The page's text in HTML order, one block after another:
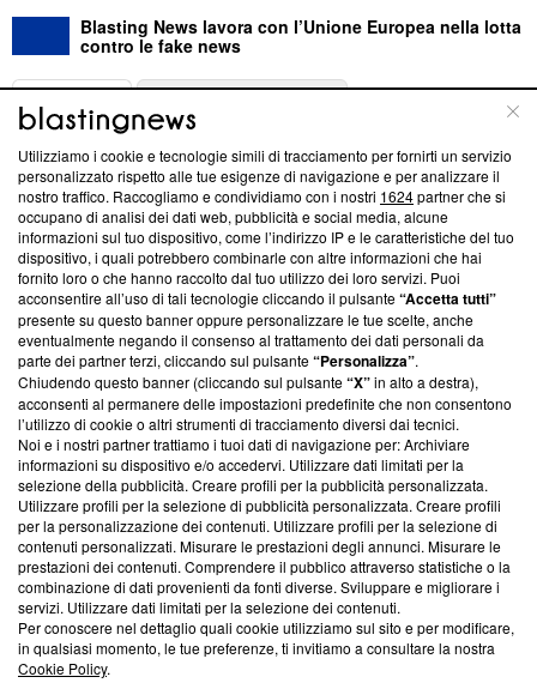
Blasting News lavora con l’Unione Europea nella lotta
contro le fake news
ABOUT
Questa sezione offre informazioni trasparenti su Blasting
News, sui nostri processi editoriali e su come ci impegniamo a
creare news di qualità. Inoltre, afferma la nostra aderenza a
‘Trust Project - News with Integrity’Blasting News non è
ancora membro del programma, ma ha richiesto di farne
parte; Trust Project non ha ancora effettuato una verifica di
conformità agli standard.
Su di noi
Team editoriale
Corporate
Redazione
Informativa Privacy
Cookie Policy
Blasting SA, IDI CHE-247.845.224, Via Carlo Frasca, 3 - 6900
Lugano (Svizzera) Tel:+39 0690258937
© 2026 Blasting News
Utilizziamo i cookie e tecnologie simili di tracciamento per fornirti un servizio
personalizzato rispetto alle tue esigenze di navigazione e per analizzare il
nostro traffico. Raccogliamo e condividiamo con i nostri 1624partner che si
occupano di analisi dei dati web, pubblicità e social media, alcune
informazioni sul tuo dispositivo, come l’indirizzo IP e le caratteristiche del tuo
dispositivo, i quali potrebbero combinarle con altre informazioni che hai
fornito loro o che hanno raccolto dal tuo utilizzo dei loro servizi. Puoi
acconsentire all’uso di tali tecnologie cliccando il pulsante“Accetta tutti”
presente su questo banner oppure personalizzare le tue scelte, anche
eventualmente negando il consenso al trattamento dei dati personali da
parte dei partner terzi, cliccando sul pulsante“Personalizza”.
Chiudendo questo banner (cliccando sul pulsante“X”in alto a destra),
acconsenti al permanere delle impostazioni predefinite che non consentono
l’utilizzo di cookie o altri strumenti di tracciamento diversi dai tecnici.
Noi e i nostri partner trattiamo i tuoi dati di navigazione per: Archiviare
informazioni su dispositivo e/o accedervi. Utilizzare dati limitati per la
selezione della pubblicità. Creare profili per la pubblicità personalizzata.
Utilizzare profili per la selezione di pubblicità personalizzata. Creare profili
per la personalizzazione dei contenuti. Utilizzare profili per la selezione di
contenuti personalizzati. Misurare le prestazioni degli annunci. Misurare le
prestazioni dei contenuti. Comprendere il pubblico attraverso statistiche o la
combinazione di dati provenienti da fonti diverse. Sviluppare e migliorare i
servizi. Utilizzare dati limitati per la selezione dei contenuti.
Per conoscere nel dettaglio quali cookie utilizziamo sul sito e per modificare,
in qualsiasi momento, le tue preferenze, ti invitiamo a consultare la nostra
Cookie Policy.